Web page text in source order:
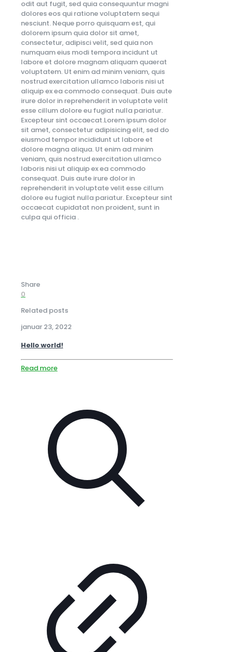
odit aut fugit, sed quia consequuntur magni
dolores eos qui ratione voluptatem sequi
nesciunt. Neque porro quisquam est, qui
dolorem ipsum quia dolor sit amet,
consectetur, adipisci velit, sed quia non
numquam eius modi tempora incidunt ut
labore et dolore magnam aliquam quaerat
voluptatem. Ut enim ad minim veniam, quis
nostrud exercitation ullamco laboris nisi ut
aliquip ex ea commodo consequat. Duis aute
irure dolor in reprehenderit in voluptate velit
esse cillum dolore eu fugiat nulla pariatur.
Excepteur sint occaecat.Lorem ipsum dolor
sit amet, consectetur adipisicing elit, sed do
eiusmod tempor incididunt ut labore et
dolore magna aliqua. Ut enim ad minim
veniam, quis nostrud exercitation ullamco
laboris nisi ut aliquip ex ea commodo
consequat. Duis aute irure dolor in
reprehenderit in voluptate velit esse cillum
dolore eu fugiat nulla pariatur. Excepteur sint
occaecat cupidatat non proident, sunt in
culpa qui officia .
Share
0
Related posts
januar 23, 2022
Hello world!
Read more